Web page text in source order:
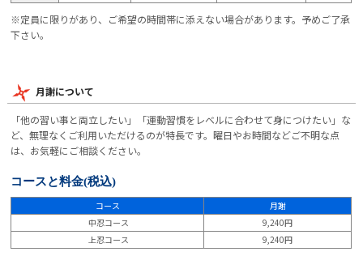
※定員に限りがあり、ご希望の時間帯に添えない場合があります。予めご了承
下さい。
月謝について
「他の習い事と両立したい」「運動習慣をレベルに合わせて身につけたい」な
ど、無理なくご利用いただけるのが特長です。曜日やお時間などご不明な点
は、お気軽にご相談ください。
コースと料金(税込)
コース
月謝
中忍コース
9,240円
上忍コース
9,240円